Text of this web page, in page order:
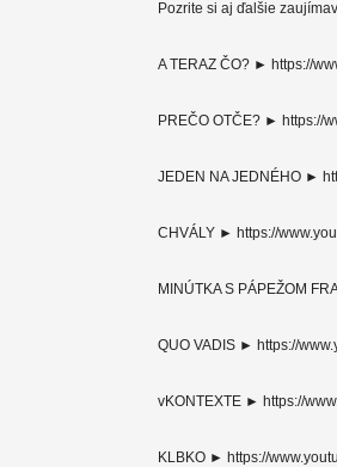
Pozrite si aj ďalšie
A TERAZ ČO? ► https://
PREČO OTČE? ► https://
JEDEN NA JEDNÉHO ►
CHVÁLY ► https://
MINÚTKA S PÁPEŽOM
QUO VADIS ► https://
vKONTEXTE ► https://
KLBKO ► https://